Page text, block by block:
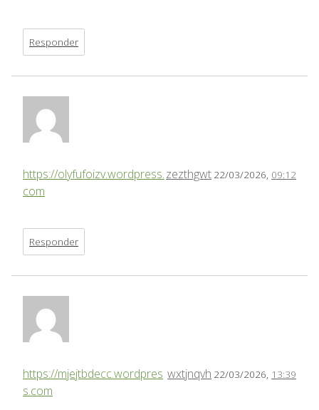
Responder
zezthgwt 22/03/2026, 09:12
https://olyfufoizv.wordpress.
com
Responder
wxtjnqvh 22/03/2026, 13:39
https://mjejtbdecc.wordpres
s.com